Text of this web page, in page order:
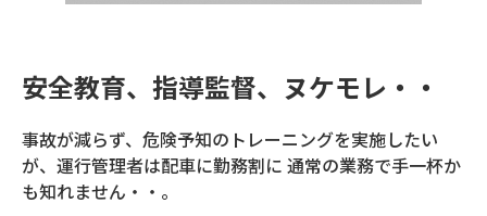
安全教育、指導監督、ヌケモレ・・
事故が減らず、危険予知のトレーニングを実施したい
が、運行管理者は配車に勤務割に 通常の業務で手一杯か
も知れません・・。